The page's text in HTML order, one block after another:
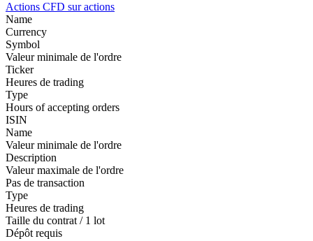
Actions CFD sur actions
Name
Currency
Symbol
Valeur minimale de l'ordre
Ticker
Heures de trading
Type
Hours of accepting orders
ISIN
Name
Valeur minimale de l'ordre
Description
Valeur maximale de l'ordre
Pas de transaction
Type
Heures de trading
Taille du contrat / 1 lot
Dépôt requis